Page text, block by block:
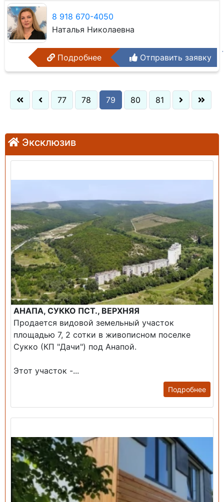
8 918 670-4050
Наталья Николаевна
Подробнее Отправить заявку
77 78 79 80 81
Эксклюзив
АНАПА, СУККО ПСТ., ВЕРХНЯЯ
Продается видовой земельный участок
площадью 7, 2 сотки в живописном поселке
Сукко (КП "Дачи") под Анапой.
Этот участок -...
Подробнее